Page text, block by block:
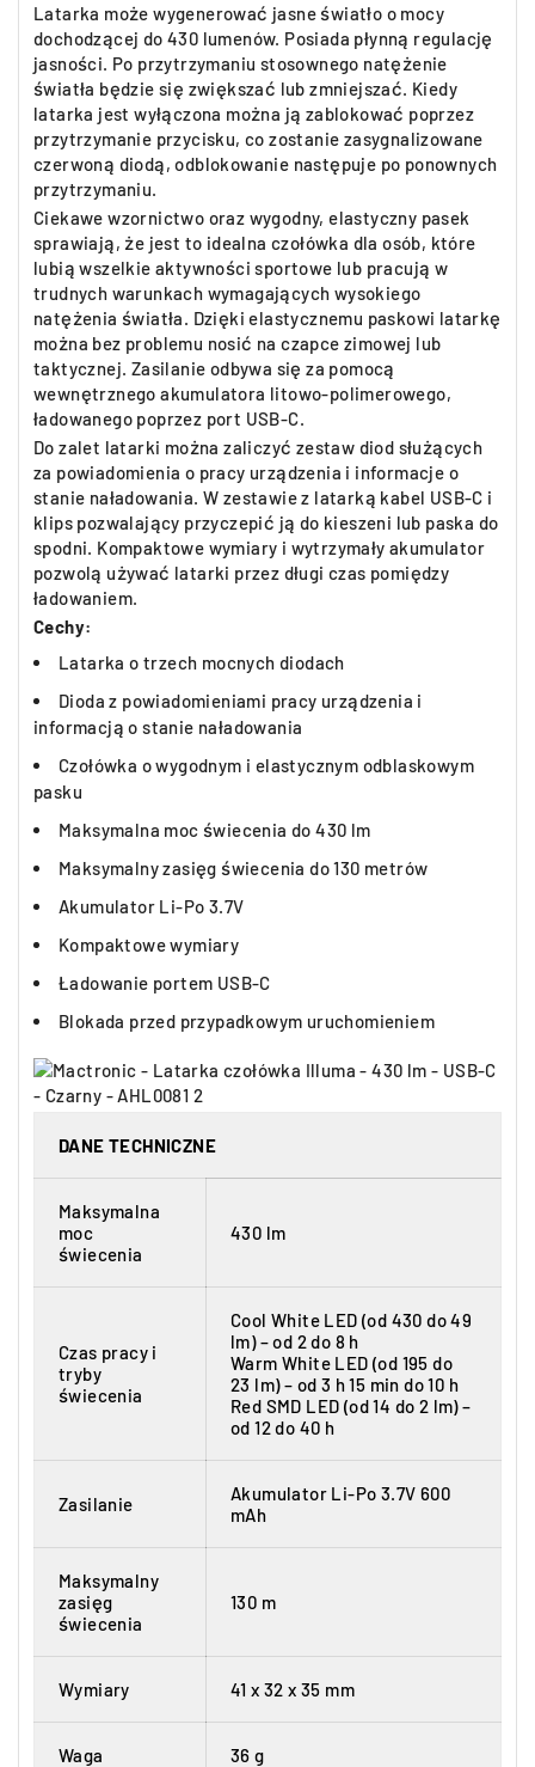
Latarka może wygenerować jasne światło o mocy
dochodzącej do 430 lumenów. Posiada płynną regulację
jasności. Po przytrzymaniu stosownego natężenie
światła będzie się zwiększać lub zmniejszać. Kiedy
latarka jest wyłączona można ją zablokować poprzez
przytrzymanie przycisku, co zostanie zasygnalizowane
czerwoną diodą, odblokowanie następuje po ponownych
przytrzymaniu.
Ciekawe wzornictwo oraz wygodny, elastyczny pasek
sprawiają, że jest to idealna czołówka dla osób, które
lubią wszelkie aktywności sportowe lub pracują w
trudnych warunkach wymagających wysokiego
natężenia światła. Dzięki elastycznemu paskowi latarkę
można bez problemu nosić na czapce zimowej lub
taktycznej. Zasilanie odbywa się za pomocą
wewnętrznego akumulatora litowo-polimerowego,
ładowanego poprzez port USB-C.
Do zalet latarki można zaliczyć zestaw diod służących
za powiadomienia o pracy urządzenia i informacje o
stanie naładowania. W zestawie z latarką kabel USB-C i
klips pozwalający przyczepić ją do kieszeni lub paska do
spodni. Kompaktowe wymiary i wytrzymały akumulator
pozwolą używać latarki przez długi czas pomiędzy
ładowaniem.
Cechy:
Latarka o trzech mocnych diodach
Dioda z powiadomieniami pracy urządzenia i
informacją o stanie naładowania
Czołówka o wygodnym i elastycznym odblaskowym
pasku
Maksymalna moc świecenia do 430 lm
Maksymalny zasięg świecenia do 130 metrów
Akumulator Li-Po 3.7V
Kompaktowe wymiary
Ładowanie portem USB-C
Blokada przed przypadkowym uruchomieniem
DANE TECHNICZNE
Maksymalna
moc
świecenia
430 lm
Czas pracy i
tryby
świecenia
Cool White LED (od 430 do 49
lm) – od 2 do 8 h
Warm White LED (od 195 do
23 lm) – od 3 h 15 min do 10 h
Red SMD LED (od 14 do 2 lm) –
od 12 do 40 h
Zasilanie
Akumulator Li-Po 3.7V 600
mAh
Maksymalny
zasięg
świecenia
130 m
Wymiary 41 x 32 x 35 mm
Waga 36 g